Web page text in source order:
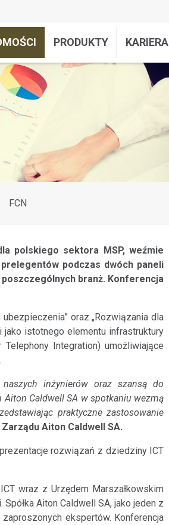
PRODUKTY KARIERA
FCN
polskiego sektora MSP, weźmie
podczas dwóch paneli
branż. Konferencja
oraz „Rozwiązania dla
istotnego elementu infrastruktury
Integration) umożliwiające
inżynierów oraz szansą do
Aiton Caldwell SA w spotkaniu wezmą
praktyczne zastosowanie
Aiton Caldwell SA.
rozwiązań z dziedziny ICT
wraz z Urzędem Marszałkowskim
Aiton Caldwell SA, jako jeden z
ekspertów. Konferencja